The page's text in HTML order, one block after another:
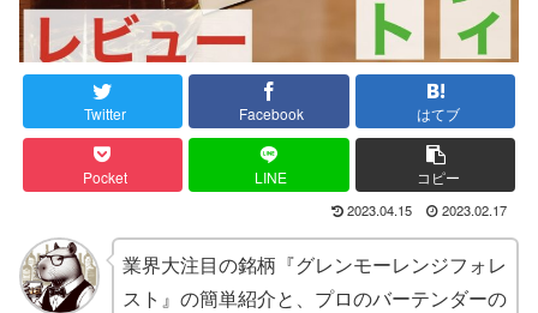
Twitter Facebook はてブ
Pocket LINE コピー
2023.04.15 2023.02.17
業界大注目の銘柄『グレンモーレンジフォレ
スト』の簡単紹介と、プロのバーテンダーの